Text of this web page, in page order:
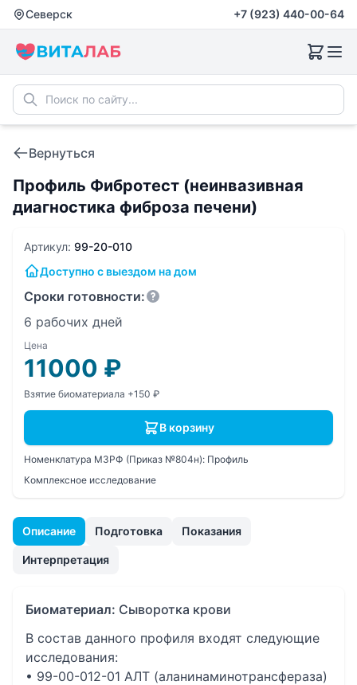
Северск +7 (923) 440-00-64
Вернуться
Профиль Фибротест (неинвазивная
диагностика фиброза печени)
Описание Подготовка Показания
Интерпретация
Биоматериал: Сыворотка крови
В состав данного профиля входят следующие
исследования:
• 99-00-012-01 АЛТ (аланинаминотрансфераза)
Артикул: 99-20-010
Доступно с выездом на дом
Сроки готовности:
6 рабочих дней
Цена
11000 ₽
Взятие биоматериала +150 ₽
В корзину
Номенклатура МЗРФ (Приказ №804н): Профиль
Комплексное исследование